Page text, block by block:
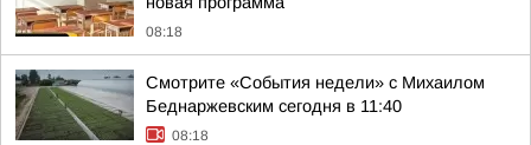
08:18
Смотрите «События недели» с Михаилом
Беднаржевским сегодня в 11:40
08:18